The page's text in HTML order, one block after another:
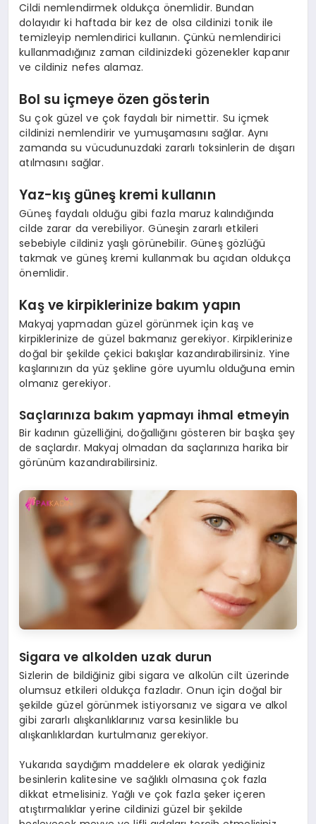
Cildi nemlendirmek oldukça önemlidir. Bundan
dolayıdır ki haftada bir kez de olsa cildinizi tonik ile
temizleyip nemlendirici kullanın. Çünkü nemlendirici
kullanmadığınız zaman cildinizdeki gözenekler kapanır
ve cildiniz nefes alamaz.
Bol su içmeye özen gösterin
Su çok güzel ve çok faydalı bir nimettir. Su içmek
cildinizi nemlendirir ve yumuşamasını sağlar. Aynı
zamanda su vücudunuzdaki zararlı toksinlerin de dışarı
atılmasını sağlar.
Yaz-kış güneş kremi kullanın
Güneş faydalı olduğu gibi fazla maruz kalındığında
cilde zarar da verebiliyor. Güneşin zararlı etkileri
sebebiyle cildiniz yaşlı görünebilir. Güneş gözlüğü
takmak ve güneş kremi kullanmak bu açıdan oldukça
önemlidir.
Kaş ve kirpiklerinize bakım yapın
Makyaj yapmadan güzel görünmek için kaş ve
kirpiklerinize de güzel bakmanız gerekiyor. Kirpiklerinize
doğal bir şekilde çekici bakışlar kazandırabilirsiniz. Yine
kaşlarınızın da yüz şekline göre uyumlu olduğuna emin
olmanız gerekiyor.
Saçlarınıza bakım yapmayı ihmal etmeyin
Bir kadının güzelliğini, doğallığını gösteren bir başka şey
de saçlardır. Makyaj olmadan da saçlarınıza harika bir
görünüm kazandırabilirsiniz.
Sigara ve alkolden uzak durun
Sizlerin de bildiğiniz gibi sigara ve alkolün cilt üzerinde
olumsuz etkileri oldukça fazladır. Onun için doğal bir
şekilde güzel görünmek istiyorsanız ve sigara ve alkol
gibi zararlı alışkanlıklarınız varsa kesinlikle bu
alışkanlıklardan kurtulmanız gerekiyor.
Yukarıda saydığım maddelere ek olarak yediğiniz
besinlerin kalitesine ve sağlıklı olmasına çok fazla
dikkat etmelisiniz. Yağlı ve çok fazla şeker içeren
atıştırmalıklar yerine cildinizi güzel bir şekilde